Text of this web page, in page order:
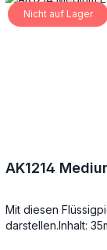
Nicht auf Lager
AK1214
Mit diesen
darstellen.Inhalt: